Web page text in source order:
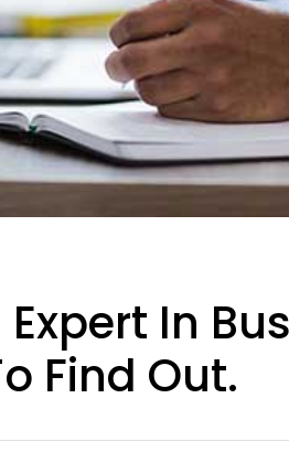
Expert In
Find Out.